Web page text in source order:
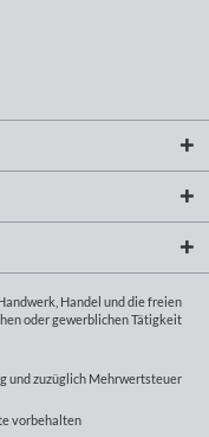
Handel und die freien
oder gewerblichen Tätigkeit
und zuzüglich Mehrwertsteuer
vorbehalten